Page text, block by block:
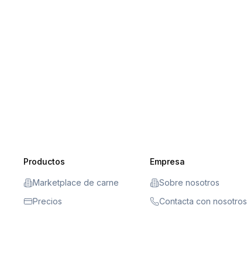
Productos
Marketplace de carne
Precios
Empresa
Sobre nosotros
Contacta con nosotros